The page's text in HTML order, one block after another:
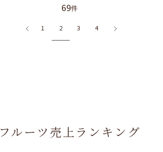
69
1 2 3 4
フルーツ売上ランキング